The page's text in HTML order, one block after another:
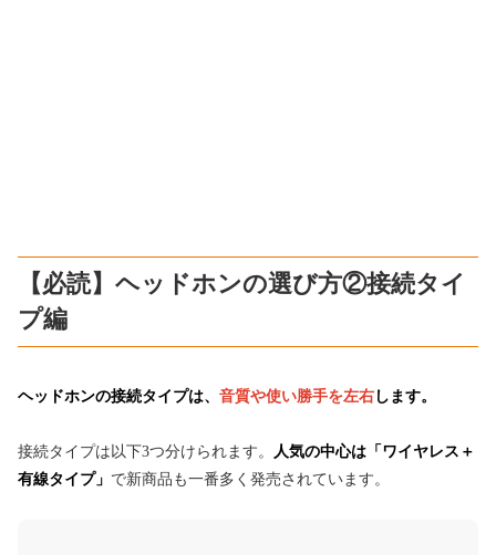
【必読】ヘッドホンの選び方②接続タイ
プ編
ヘッドホンの接続タイプは、 音質や使い勝手を左右 し ます。
接続タイプは以下3つ分けられます。
人気の中心は「ワイヤレス＋
有線タイプ」 で新商品も一番多く発売されています。